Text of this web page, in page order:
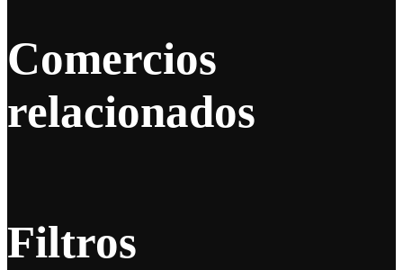
Comercios
relacionados
Filtros